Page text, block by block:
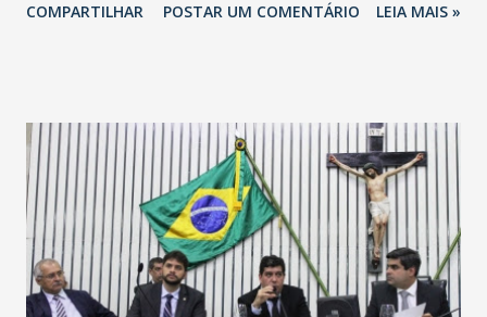
Havan Fortaleza ainda não foi anunciada oficialmente, mas
COMPARTILHAR POSTAR UM COMENTÁRIO LEIA MAIS »